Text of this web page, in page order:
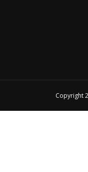
Copyright